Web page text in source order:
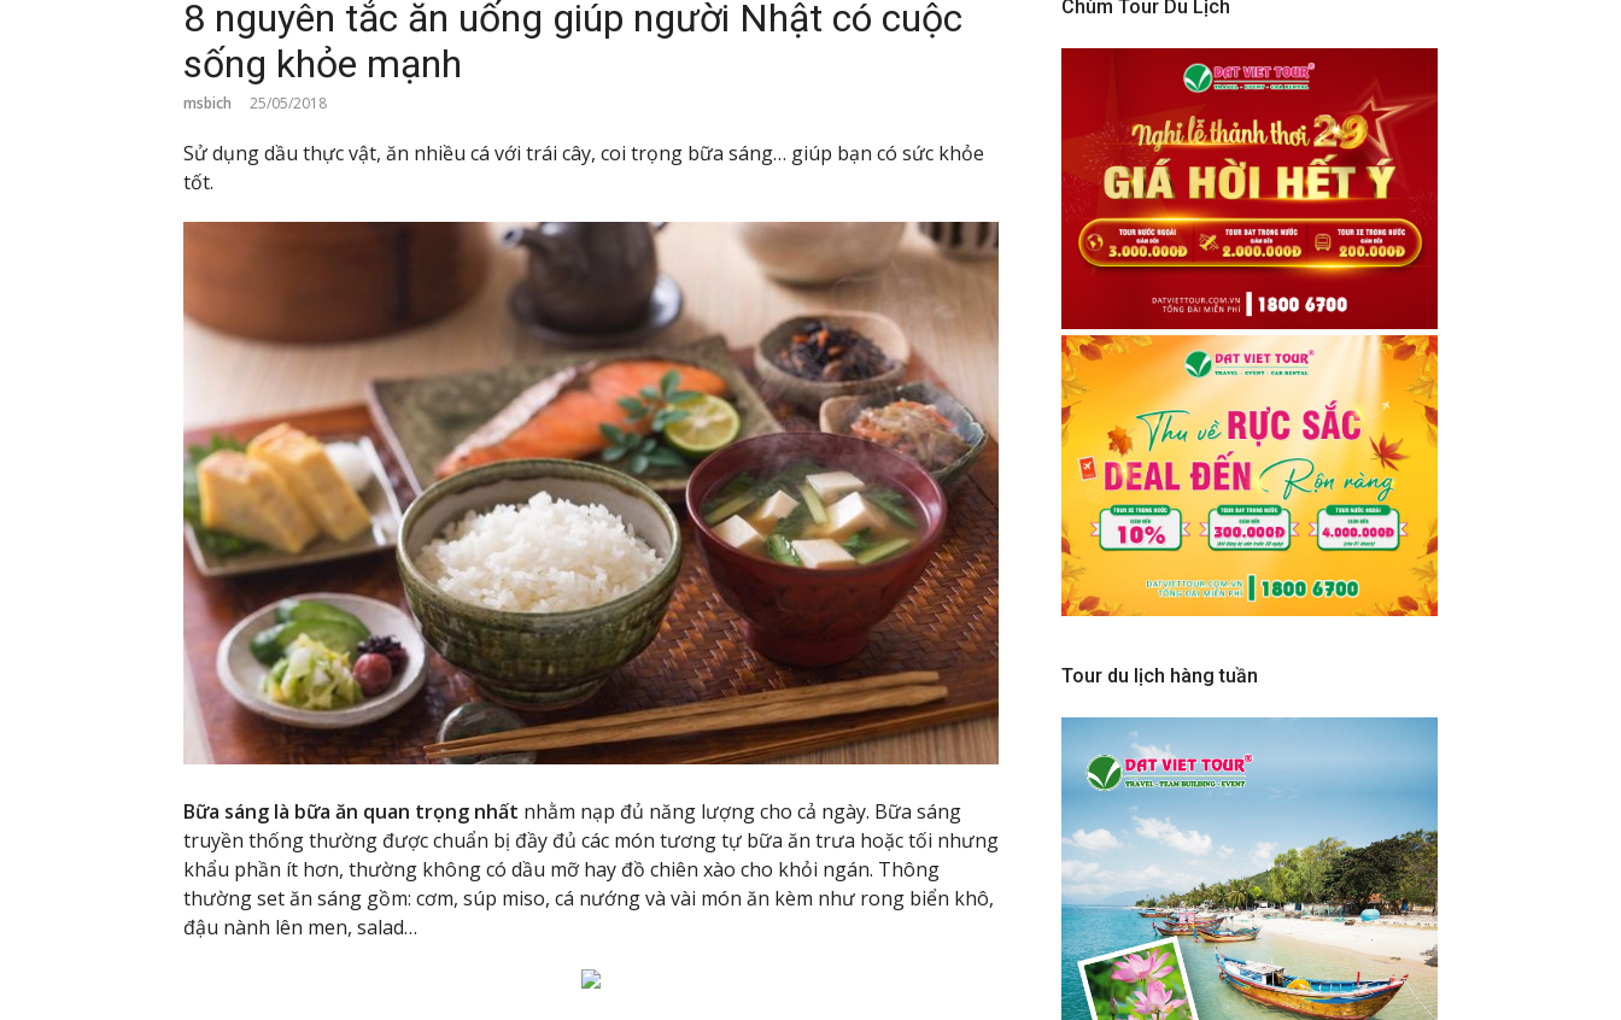
8 nguyên tắc ăn uống giúp người Nhật có cuộc
sống khỏe mạnh
msbich 25/05/2018
Sử dụng dầu thực vật, ăn nhiều cá với trái cây, coi trọng bữa sáng… giúp bạn có sức khỏe
tốt.
Bữa sáng là bữa ăn quan trọng nhất nhằm nạp đủ năng lượng cho cả ngày. Bữa sáng
truyền thống thường được chuẩn bị đầy đủ các món tương tự bữa ăn trưa hoặc tối nhưng
khẩu phần ít hơn, thường không có dầu mỡ hay đồ chiên xào cho khỏi ngán. Thông
thường set ăn sáng gồm: cơm, súp miso, cá nướng và vài món ăn kèm như rong biển khô,
đậu nành lên men, salad…
Chùm Tour Du Lịch
Tour du lịch hàng tuần